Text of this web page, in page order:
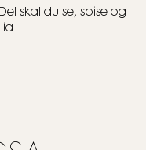
skal du se, spise og